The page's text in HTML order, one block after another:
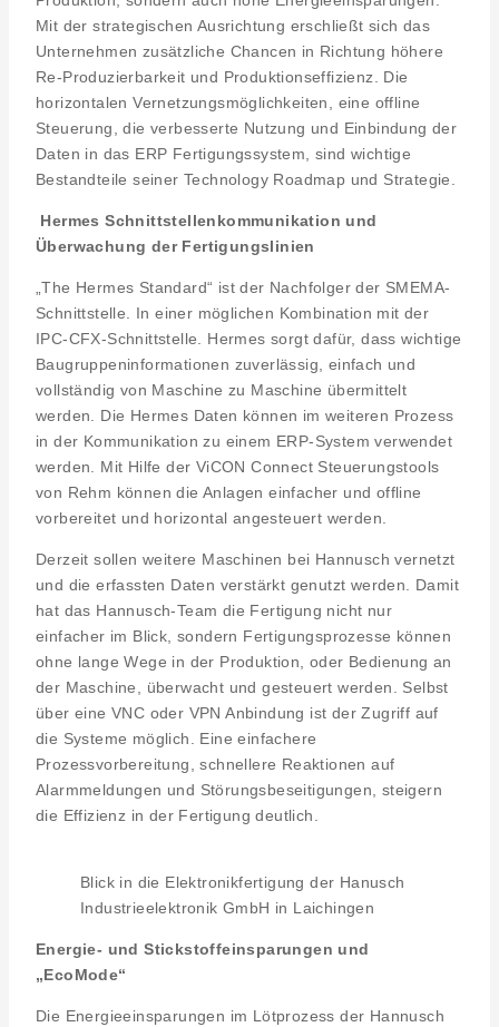
Mit der strategischen Ausrichtung erschließt sich das
Unternehmen zusätzliche Chancen in Richtung höhere
Re-Produzierbarkeit und Produktionseffizienz. Die
horizontalen Vernetzungsmöglichkeiten, eine offline
Steuerung, die verbesserte Nutzung und Einbindung der
Daten in das ERP Fertigungssystem, sind wichtige
Bestandteile seiner Technology Roadmap und Strategie.
Hermes Schnittstellenkommunikation und
Überwachung der Fertigungslinien
„The Hermes Standard“ ist der Nachfolger der SMEMA-
Schnittstelle. In einer möglichen Kombination mit der
IPC-CFX-Schnittstelle. Hermes sorgt dafür, dass wichtige
Baugruppeninformationen zuverlässig, einfach und
vollständig von Maschine zu Maschine übermittelt
werden. Die Hermes Daten können im weiteren Prozess
in der Kommunikation zu einem ERP-System verwendet
werden. Mit Hilfe der ViCON Connect Steuerungstools
von Rehm können die Anlagen einfacher und offline
vorbereitet und horizontal angesteuert werden.
Derzeit sollen weitere Maschinen bei Hannusch vernetzt
und die erfassten Daten verstärkt genutzt werden. Damit
hat das Hannusch-Team die Fertigung nicht nur
einfacher im Blick, sondern Fertigungsprozesse können
ohne lange Wege in der Produktion, oder Bedienung an
der Maschine, überwacht und gesteuert werden. Selbst
über eine VNC oder VPN Anbindung ist der Zugriff auf
die Systeme möglich. Eine einfachere
Prozessvorbereitung, schnellere Reaktionen auf
Alarmmeldungen und Störungsbeseitigungen, steigern
die Effizienz in der Fertigung deutlich.
Blick in die Elektronikfertigung der Hanusch
Industrieelektronik GmbH in Laichingen
Energie- und Stickstoffeinsparungen und
„EcoMode“
Die Energieeinsparungen im Lötprozess der Hannusch